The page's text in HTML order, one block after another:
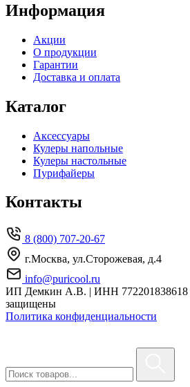
Информация
Акции
О продукции
Гарантии
Доставка и оплата
Каталог
Аксессуары
Кулеры напольные
Кулеры настольные
Пурифайеры
Контакты
8 (800) 707-20-67
г.Москва, ул.Сторожевая, д.4
info@puricool.ru
ИП Демкин А.В. | ИНН 772201838618
защищены
Политика конфиденциальности